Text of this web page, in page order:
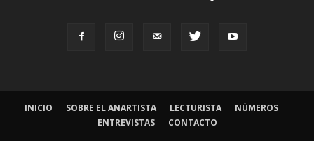
INICIO SOBRE EL ANARTISTA LECTURISTA
NÚMEROS
ENTREVISTAS
CONTACTO